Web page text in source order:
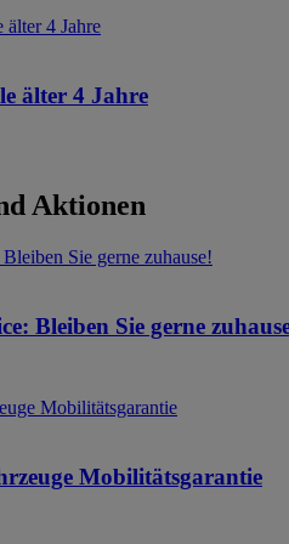
älter 4 Jahre
Aktionen
Bleiben Sie gerne
Mobilitätsgarantie